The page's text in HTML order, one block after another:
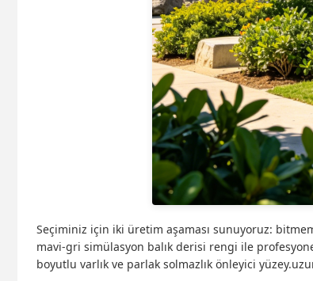
Seçiminiz için iki üretim aşaması sunuyoruz:
mavi-gri simülasyon balık derisi rengi ile
boyutlu varlık ve parlak solmazlık önleyici